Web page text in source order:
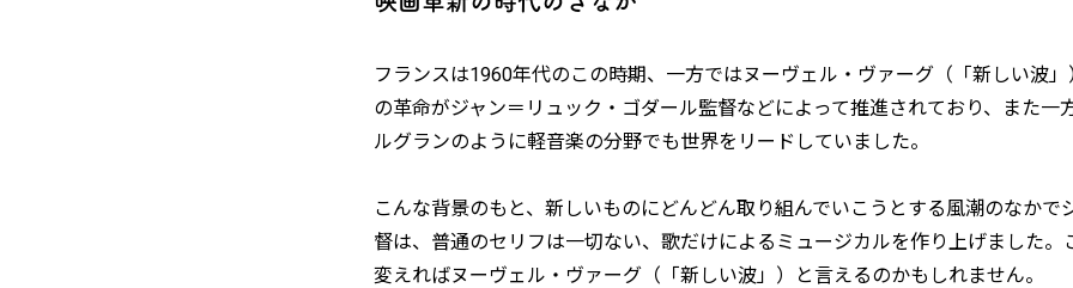
フランスは1960年代のこの時期、一方ではヌーヴェル・ヴァーグ（「新しい波
の革命がジャン＝リュック・ゴダール監督などによって推進されており、また一
ルグランのように軽音楽の分野でも世界をリードしていました。
こんな背景のもと、新しいものにどんどん取り組んでいこうとする風潮のなかで
督は、普通のセリフは一切ない、歌だけによるミュージカルを作り上げました。
変えればヌーヴェル・ヴァーグ（「新しい波」）と言えるのかもしれません。